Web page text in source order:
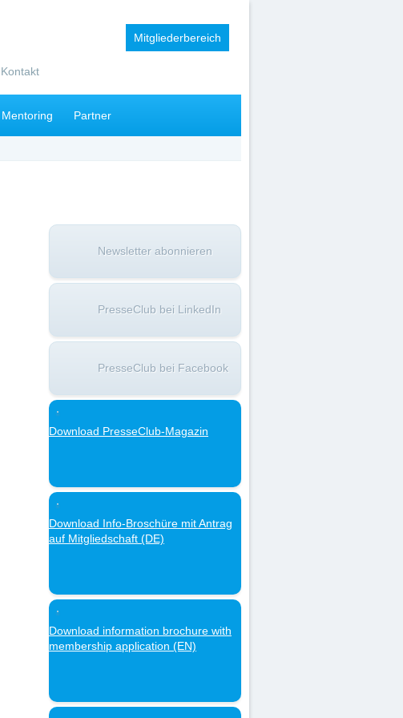
Mitgliederbereich
Kontakt
Mentoring Partner
Newsletter abonnieren
PresseClub bei LinkedIn
PresseClub bei Facebook
Download PresseClub-Magazin
Download Info-Broschüre mit Antrag
auf Mitgliedschaft (DE)
Download information brochure with
membership application (EN)